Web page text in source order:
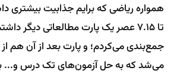
تا 7.15 عصر یک پارت مطالعاتی دیگر
می‌شد که به حل آزمون‌های تک درس